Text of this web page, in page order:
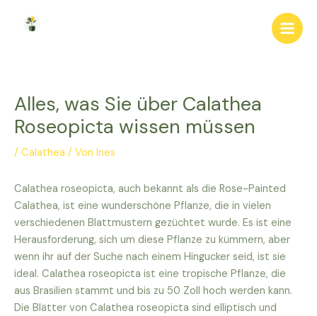
Main
Alles, was Sie über Calathea
Roseopicta wissen müssen
/ Calathea / Von Ines
Calathea roseopicta, auch bekannt als die Rose-Painted
Calathea, ist eine wunderschöne Pflanze, die in vielen
verschiedenen Blattmustern gezüchtet wurde. Es ist eine
Herausforderung, sich um diese Pflanze zu kümmern, aber
wenn ihr auf der Suche nach einem Hingucker seid, ist sie
ideal. Calathea roseopicta ist eine tropische Pflanze, die
aus Brasilien stammt und bis zu 50 Zoll hoch werden kann.
Die Blätter von Calathea roseopicta sind elliptisch und